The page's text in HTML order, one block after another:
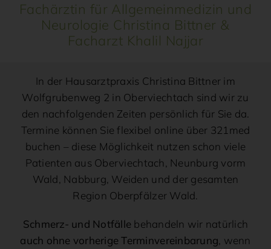
Fachärztin für Allgemeinmedizin und
Neurologie Christina Bittner &
Facharzt Khalil Najjar
In der Hausarztpraxis Christina Bittner im
Wolfgrubenweg 2 in Oberviechtach sind wir zu
den nachfolgenden Zeiten persönlich für Sie da.
Termine können Sie flexibel online über 321med
buchen – diese Möglichkeit nutzen schon viele
Patienten aus Oberviechtach, Neunburg vorm
Wald, Nabburg, Weiden und der gesamten
Region Oberpfälzer Wald.
Schmerz- und Notfälle behandeln wir natürlich
auch ohne vorherige Terminvereinbarung , wenn